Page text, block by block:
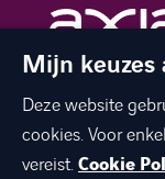
The best of ICT
linkedinyoutube
Mijn keuzes
Deze website
cookies. Voor
vereist.Cookie